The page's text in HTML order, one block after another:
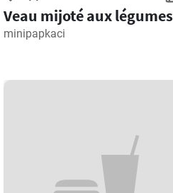
Veau mijoté aux légumes
minipapkaci